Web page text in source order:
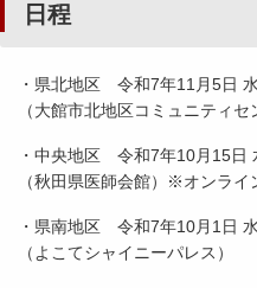
日程
・県北地区 令和7年11月5日
（大館市北地区コミュニティセ
・中央地区 令和7年10月15日
（秋田県医師会館）※オンライ
・県南地区 令和7年10月1日
（よこてシャイニーパレス）